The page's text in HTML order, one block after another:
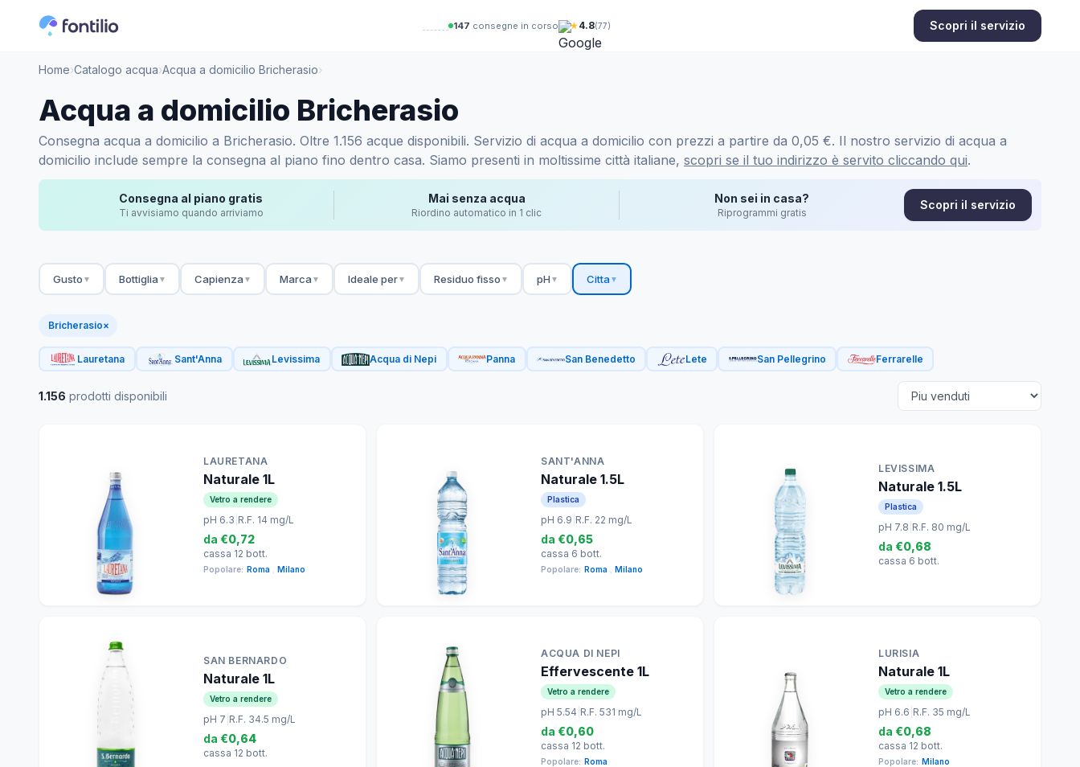
147 consegne in corso ★4.8(77) Scopri il servizio
Home›Catalogo acqua›Acqua a domicilio Bricherasio›
Acqua a domicilio Bricherasio
Consegna acqua a domicilio a Bricherasio. Oltre 1.156 acque disponibili. Servizio di acqua a domicilio con prezzi a partire da 0,05 €. Il nostro servizio di acqua a
domicilio include sempre la consegna al piano fino dentro casa. Siamo presenti in moltissime città italiane, scopri se il tuo indirizzo è servito cliccando qui.
Consegna al piano gratis
Ti avvisiamo quando arriviamo
Mai senza acqua
Riordino automatico in 1 clic
Non sei in casa?
Riprogrammi gratis
Scopri il servizio
Gusto ▼ Bottiglia ▼ Capienza ▼ Marca ▼ Ideale per▼ Residuo fisso ▼ pH ▼ Citta▼
Bricherasio×
Lauretana Sant'Anna Levissima Acqua di Nepi Panna San Benedetto Lete San Pellegrino Ferrarelle
1.156 prodotti disponibili
LAURETANA
Naturale 1L
Vetro a rendere
pH 6.3 R.F. 14 mg/L
da €0,72
cassa 12 bott.
Popolare: Roma Milano
SANT'ANNA
Naturale 1.5L
Plastica
pH 6.9 R.F. 22 mg/L
da €0,65
cassa 6 bott.
Popolare: Roma Milano
LEVISSIMA
Naturale 1.5L
Plastica
pH 7.8 R.F. 80 mg/L
da €0,68
cassa 6 bott.
SAN BERNARDO
Naturale 1L
Vetro a rendere
pH 7 R.F. 34.5 mg/L
da €0,64
cassa 12 bott.
ACQUA DI NEPI
Effervescente 1L
Vetro a rendere
pH 5.54 R.F. 531 mg/L
da €0,60
cassa 12 bott.
Popolare: Roma
LURISIA
Naturale 1L
Vetro a rendere
pH 6.6 R.F. 35 mg/L
da €0,68
cassa 12 bott.
Popolare: Milano